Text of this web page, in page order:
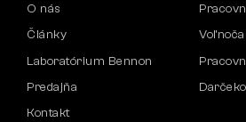
O nás
Články
Laboratórium Bennon
Predajňa
Kontakt